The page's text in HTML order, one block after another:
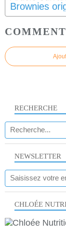
Brownies
NEWSLETTER
RECHERCHE
CHLOÉE